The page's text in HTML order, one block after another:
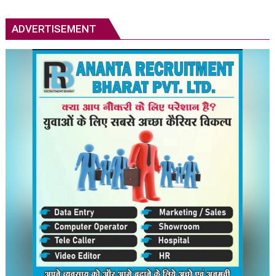
फीचर
आया:एप
डाउनलोड
किए
बिना
लैपटॉप-
कंप्यूटर
कर
सकेंगे;
स्क्रीन
का
सपोर्ट
भी
ADVERTISEMENT